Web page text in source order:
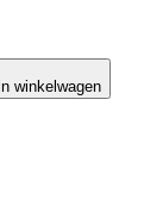
In winkelwagen